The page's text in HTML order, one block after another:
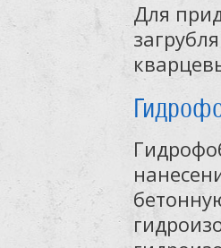
Для